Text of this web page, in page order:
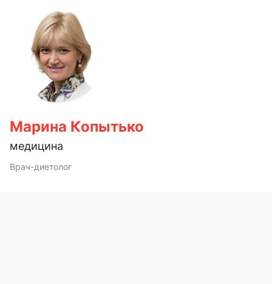
Марина Копытько
медицина
Врач-диетолог